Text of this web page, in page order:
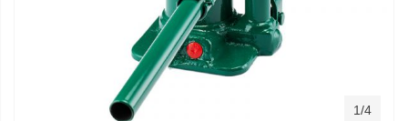
1/4